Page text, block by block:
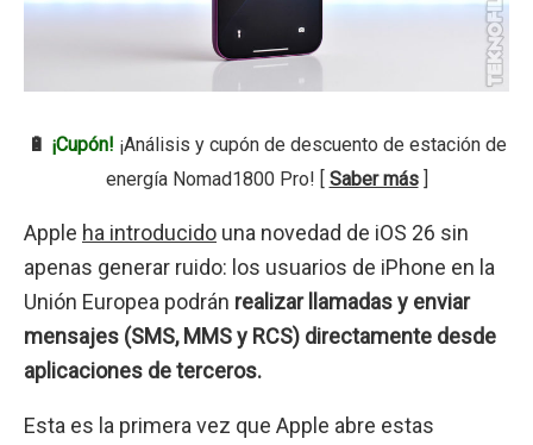
🔋 ¡Cupón! ¡Análisis y cupón de descuento de estación de
energía Nomad1800 Pro! [ Saber más]
Apple ha introducido una novedad de iOS 26 sin
apenas generar ruido: los usuarios de iPhone en la
Unión Europea podrán realizar llamadas y enviar
mensajes (SMS, MMS y RCS) directamente desde
aplicaciones de terceros.
Esta es la primera vez que Apple abre estas